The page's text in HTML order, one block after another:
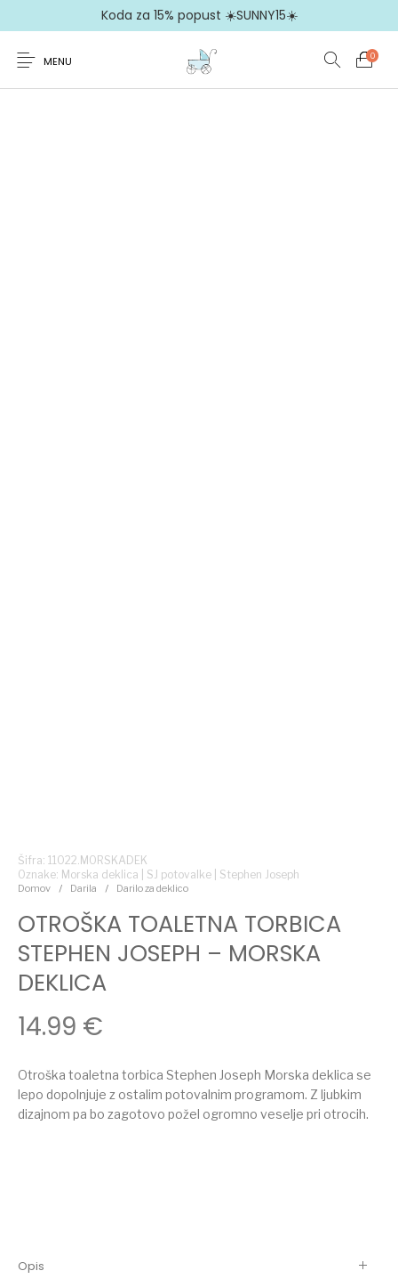
Koda za 15% popust ☀️SUNNY15☀️
MENU 0
Domov / Darila / Darilo za deklico
OTROŠKA TOALETNA TORBICA
STEPHEN JOSEPH – MORSKA
DEKLICA
14.99 €
Otroška toaletna torbica Stephen Joseph Morska deklica se
lepo dopolnjuje z ostalim potovalnim programom. Z ljubkim
dizajnom pa bo zagotovo požel ogromno veselje pri otrocih.
Opis
Šifra: 11022.MORSKADEK
Oznake: Morska deklica SJ potovalke Stephen Joseph